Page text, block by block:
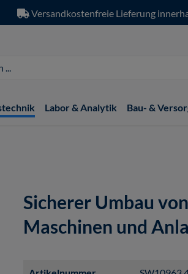
Versandkostenfreie Lieferung
Labor & Analytik Bau- &
Sicherer Umbau von
Maschinen und